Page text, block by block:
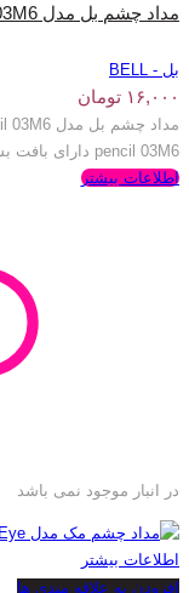
مداد چشم بل مدل BELL EYELINER PENCIL 03M6
بل - BELL
۱۶,۰۰۰ تومان
pencil 03M6 دارای بافت بسیار نرم و لطیف است که کاربرد...
اطلاعات بیشتر
در انبار موجود نمی باشد
اطلاعات بیشتر
افزودن به علاقه مندی ها